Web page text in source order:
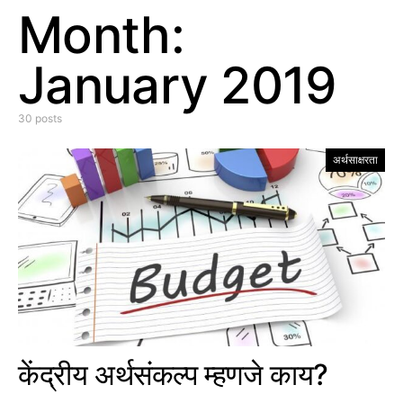
Month:
January 2019
30 posts
अर्थसाक्षरता
केंद्रीय अर्थसंकल्प म्हणजे काय?